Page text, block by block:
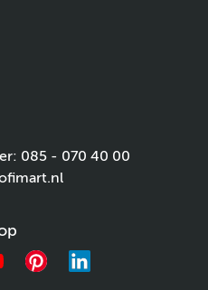
085 - 070 40 00
PinterestLinkedIn